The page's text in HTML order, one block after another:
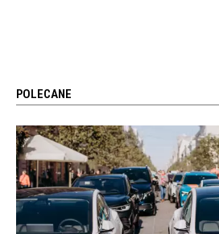
POLECANE